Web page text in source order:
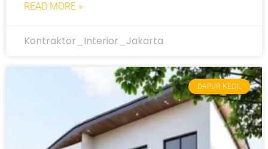
READ MORE »
Kontraktor_Interior_Jakarta
DAPUR KECIL